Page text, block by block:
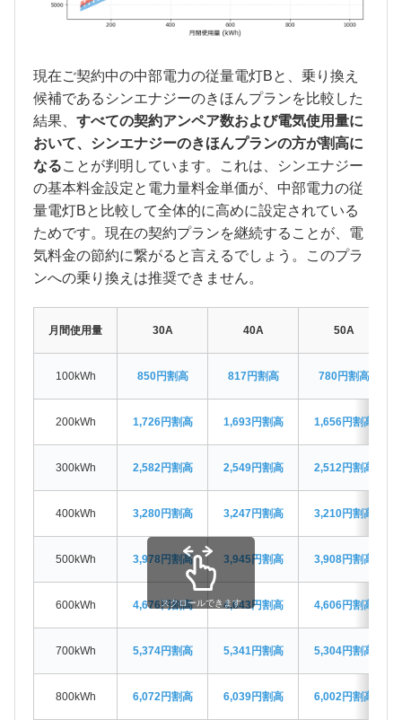
現在ご契約中の中部電力の従量電灯Bと、乗り換え
候補であるシンエナジーのきほんプランを比較した
結果、 すべての契約アンペア数および電気使用量に
おいて、シンエナジーのきほんプランの方が割高に
なることが判明しています。これは、シンエナジー
の基本料金設定と電力量料金単価が、中部電力の従
量電灯Bと比較して全体的に高めに設定されている
ためです。現在の契約プランを継続することが、電
気料金の節約に繋がると言えるでしょう。このプラ
ンへの乗り換えは推奨できません。
月間使用量 30A 40A 50A
100kWh 850円割高 817円割高 780円割高
200kWh 1,726円割高 1,693円割高 1,656円割高
300kWh 2,582円割高 2,549円割高 2,512円割高
400kWh 3,280円割高 3,247円割高 3,210円割高
500kWh 3,978円割高 3,945円割高 3,908円割高
600kWh 4,676円割高 4,643円割高 4,606円割高
700kWh 5,374円割高 5,341円割高 5,304円割高
800kWh 6,072円割高 6,039円割高 6,002円割高
スクロールできます